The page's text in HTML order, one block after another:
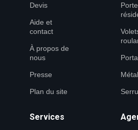
Devis
Aide et
contact
À propos de
nous
Presse
Plan du site
Services